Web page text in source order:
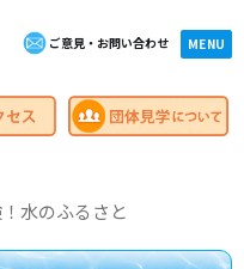
ご意見・お問い合わせ MENU
×close
水のふるさと